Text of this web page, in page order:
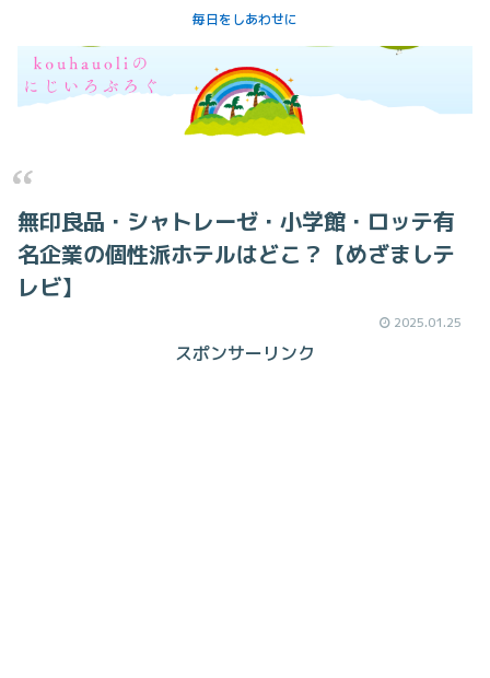
毎日をしあわせに
無印良品・シャトレーゼ・小学館・ロッテ有
名企業の個性派ホテルはどこ？【めざましテ
レビ】
2025.01.25
スポンサーリンク